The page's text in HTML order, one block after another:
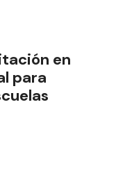
en
para